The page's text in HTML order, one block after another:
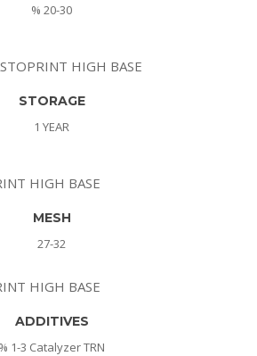
% 20-30
STORAGE
1 YEAR
MESH
27-32
ADDITIVES
% 1-3 Catalyzer TRN